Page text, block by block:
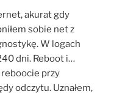
akurat gdy
sobie net z
W logach
dni. Reboot i…
reboocie przy
odczytu. Uznałem,